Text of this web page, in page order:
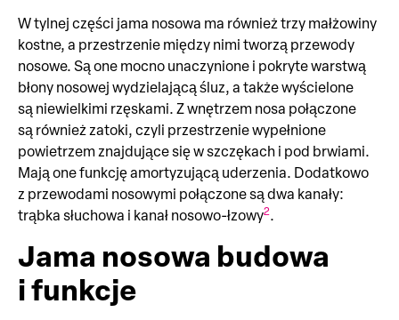
W tylnej części jama nosowa ma również trzy małżowiny
kostne, a przestrzenie między nimi tworzą przewody
nosowe. Są one mocno unaczynione i pokryte warstwą
błony nosowej wydzielającą śluz, a także wyścielone
są niewielkimi rzęskami. Z wnętrzem nosa połączone
są również zatoki, czyli przestrzenie wypełnione
powietrzem znajdujące się w szczękach i pod brwiami.
Mają one funkcję amortyzującą uderzenia. Dodatkowo
z przewodami nosowymi połączone są dwa kanały:
trąbka słuchowa i kanał nosowo-łzowy2.
Jama nosowa budowa
i funkcje